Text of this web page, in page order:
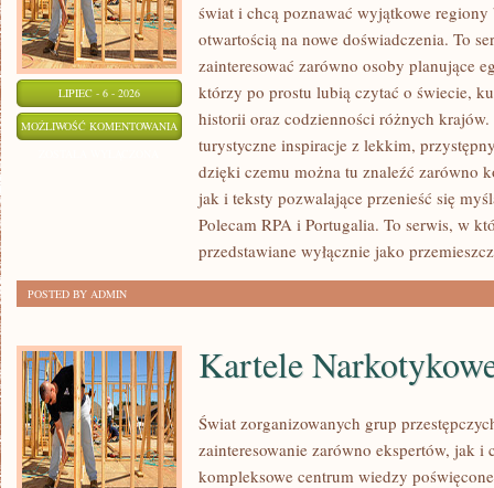
LIPIEC - 6 - 2026
MOŻLIWOŚĆ KOMENTOWANIA SINGAPUR
świat i chcą poznawać wyjątkowe
otwartością na nowe doświadczenia. To
zainteresować zarówno osoby planujące
którzy po prostu lubią czytać o świecie,
historii oraz codzienności różnych krajów.
turystyczne inspiracje z lekkim,
dzięki czemu można tu znaleźć zarówno
jak i teksty pozwalające przenieść się
Polecam RPA i Portugalia. To serwis, w
przedstawiane wyłącznie jako
POSTED BY ADMIN
Kartele
Świat zorganizowanych grup
zainteresowanie zarówno ekspertów, jak i
kompleksowe centrum wiedzy